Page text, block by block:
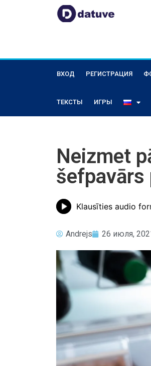
ВХОД РЕГИСТРАЦИЯ
ТЕКСТЫ ИГРЫ
Neizmet
šefpavārs
Klausīties audio
Andrejs 26 июля,